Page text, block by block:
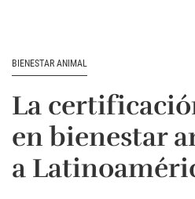
BIENESTAR ANIMAL
La
en bienestar
a